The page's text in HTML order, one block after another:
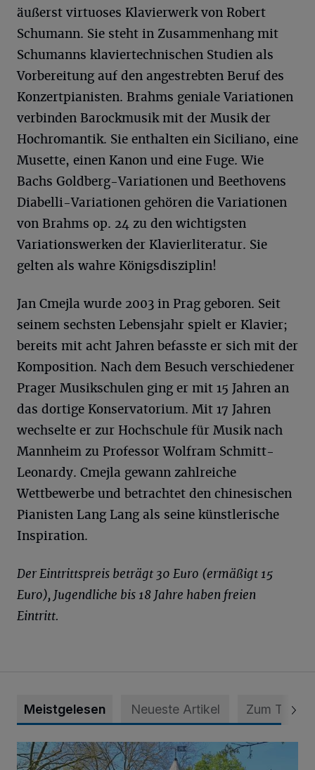
äußerst virtuoses Klavierwerk von Robert
Schumann. Sie steht in Zusammenhang mit
Schumanns klaviertechnischen Studien als
Vorbereitung auf den angestrebten Beruf des
Konzertpianisten. Brahms geniale Variationen
verbinden Barockmusik mit der Musik der
Hochromantik. Sie enthalten ein Siciliano, eine
Musette, einen Kanon und eine Fuge. Wie
Bachs Goldberg-Variationen und Beethovens
Diabelli-Variationen gehören die Variationen
von Brahms op. 24 zu den wichtigsten
Variationswerken der Klavierliteratur. Sie
gelten als wahre Königsdisziplin!
Jan Cmejla wurde 2003 in Prag geboren. Seit
seinem sechsten Lebensjahr spielt er Klavier;
bereits mit acht Jahren befasste er sich mit der
Komposition. Nach dem Besuch verschiedener
Prager Musikschulen ging er mit 15 Jahren an
das dortige Konservatorium. Mit 17 Jahren
wechselte er zur Hochschule für Musik nach
Mannheim zu Professor Wolfram Schmitt-
Leonardy. Cmejla gewann zahlreiche
Wettbewerbe und betrachtet den chinesischen
Pianisten Lang Lang als seine künstlerische
Inspiration.
Der Eintrittspreis beträgt 30 Euro (ermäßigt 15
Euro), Jugendliche bis 18 Jahre haben freien
Eintritt.
Meistgelesen Neueste Artikel Zum Thema
814 000 Euro für Projekt in Osterath